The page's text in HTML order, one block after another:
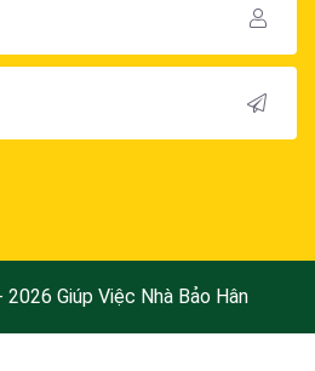
Giúp Việc Nhà Bảo Hân